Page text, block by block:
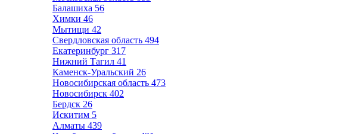
Балашиха 56
Химки 46
Мытищи 42
Свердловская область 494
Екатеринбург 317
Нижний Тагил 41
Каменск-Уральский 26
Новосибирская область 473
Новосибирск 402
Бердск 26
Искитим 5
Алматы 439